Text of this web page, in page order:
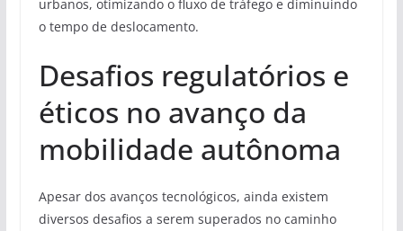
urbanos, otimizando o fluxo de tráfego e diminuindo
o tempo de deslocamento.
Desafios regulatórios e
éticos no avanço da
mobilidade autônoma
Apesar dos avanços tecnológicos, ainda existem
diversos desafios a serem superados no caminho